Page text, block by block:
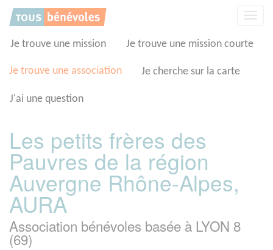
Je trouve une mission Je trouve une mission courte
Je trouve une association Je cherche sur la carte
J'ai une question
Les petits frères des
Pauvres de la région
Auvergne Rhône-Alpes,
AURA
Association bénévoles basée à LYON 8
(69)
Panneau de gestion des cookies